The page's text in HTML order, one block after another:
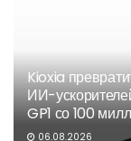
Kioxia
ИИ-
GP1 со 100
06.08.2026